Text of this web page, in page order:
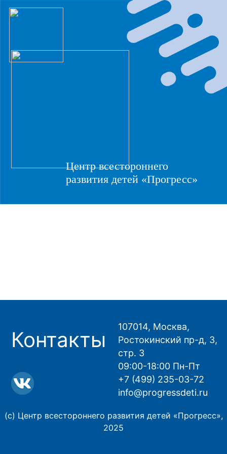
Центр всестороннего
развития детей «Прогресс»
Контакты
107014, Москва,
Ростокинский пр-д, 3,
стр. 3
09:00-18:00 Пн-Пт
+7 (499) 235-03-72
info@progressdeti.ru
(с) Центр всестороннего развития детей «Прогресс»,
2025